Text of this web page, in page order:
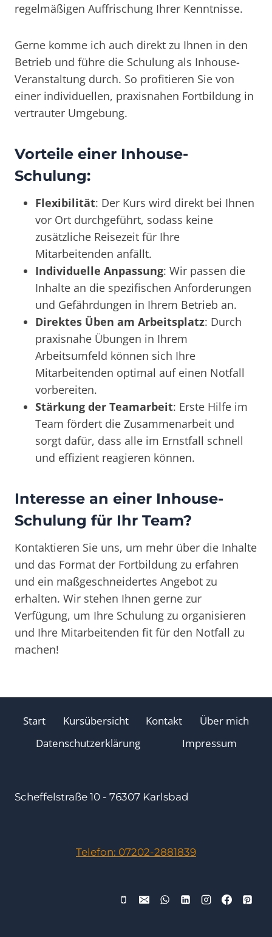
regelmäßigen Auffrischung Ihrer Kenntnisse.
Gerne komme ich auch direkt zu Ihnen in den
Betrieb und führe die Schulung als Inhouse-
Veranstaltung durch. So profitieren Sie von
einer individuellen, praxisnahen Fortbildung in
vertrauter Umgebung.
Vorteile einer Inhouse-
Schulung:
Flexibilität: Der Kurs wird direkt bei Ihnen
vor Ort durchgeführt, sodass keine
zusätzliche Reisezeit für Ihre
Mitarbeitenden anfällt.
Individuelle Anpassung: Wir passen die
Inhalte an die spezifischen Anforderungen
und Gefährdungen in Ihrem Betrieb an.
Direktes Üben am Arbeitsplatz: Durch
praxisnahe Übungen in Ihrem
Arbeitsumfeld können sich Ihre
Mitarbeitenden optimal auf einen Notfall
vorbereiten.
Stärkung der Teamarbeit: Erste Hilfe im
Team fördert die Zusammenarbeit und
sorgt dafür, dass alle im Ernstfall schnell
und effizient reagieren können.
Interesse an einer Inhouse-
Schulung für Ihr Team?
Kontaktieren Sie uns, um mehr über die Inhalte
und das Format der Fortbildung zu erfahren
und ein maßgeschneidertes Angebot zu
erhalten. Wir stehen Ihnen gerne zur
Verfügung, um Ihre Schulung zu organisieren
und Ihre Mitarbeitenden fit für den Notfall zu
machen!
Start Kursübersicht Kontakt
Über mich
Datenschutzerklärung
Impressum
Scheffelstraße 10 - 76307 Karlsbad
Telefon: 07202-2881839